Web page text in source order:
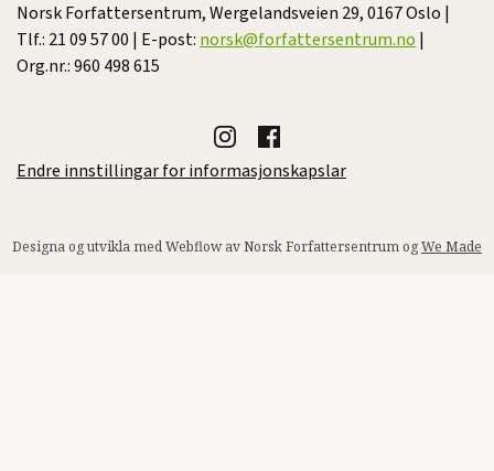
Norsk Forfattersentrum, Wergelandsveien 29, 0167 Oslo |
Tlf.: 21 09 57 00 | E-post: norsk@forfattersentrum.no |
Org.nr.: 960 498 615
Endre innstillingar for informasjonskapslar
Designa og utvikla med Webflow av Norsk Forfattersentrum ogWe Made